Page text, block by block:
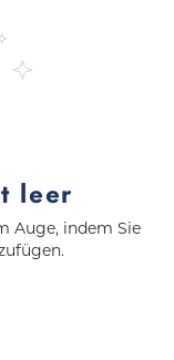
leer
Auge, indem Sie